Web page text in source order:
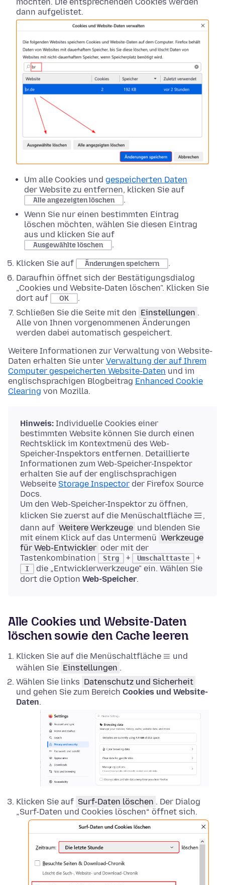
möchten. Die entsprechenden Cookies werden
dann aufgelistet.
Um alle Cookies und gespeicherten Daten
der Website zu entfernen, klicken Sie auf
Alle angezeigten löschen
.
Wenn Sie nur einen bestimmten Eintrag
löschen möchten, wählen Sie diesen Eintrag
aus und klicken Sie auf
Ausgewählte löschen
.
Klicken Sie auf
Änderungen speichern
.
Daraufhin öffnet sich der Bestätigungsdialog
„Cookies und Website-Daten löschen". Klicken Sie
dort auf
OK
.
Schließen Sie die Seite mit den Einstellungen .
Alle von Ihnen vorgenommenen Änderungen
werden dabei automatisch gespeichert.
Weitere Informationen zur Verwaltung von Website-
Daten erhalten Sie unter Verwaltung der auf Ihrem
Computer gespeicherten Website-Daten und im
englischsprachigen Blogbeitrag Enhanced Cookie
Clearing von Mozilla.
Hinweis: Individuelle Cookies einer
bestimmten Website können Sie durch einen
Rechtsklick im Kontextmenü des Web-
Speicher-Inspektors entfernen. Detaillierte
Informationen zum Web-Speicher-Inspektor
erhalten Sie auf der englischsprachigen
Webseite Storage Inspector der Firefox Source
Docs.
Um den Web-Speicher-Inspektor zu öffnen,
klicken Sie zuerst auf die Menüschaltfläche
,
dann auf Weitere Werkzeuge und blenden Sie
mit einem Klick auf das Untermenü Werkzeuge
für Web-Entwickler oder mit der
Tastenkombination
Strg + Umschalttaste +
I
die „Entwicklerwerkzeuge" ein. Wählen Sie
dort die Option Web-Speicher.
Alle Cookies und Website-Daten
löschen sowie den Cache leeren
Klicken Sie auf die Menüschaltfläche
und
wählen Sie Einstellungen .
Wählen Sie links Datenschutz und Sicherheit
und gehen Sie zum Bereich Cookies und Website-
Daten.
Klicken Sie auf Surf-Daten löschen . Der Dialog
„Surf-Daten und Cookies löschen“ öffnet sich.